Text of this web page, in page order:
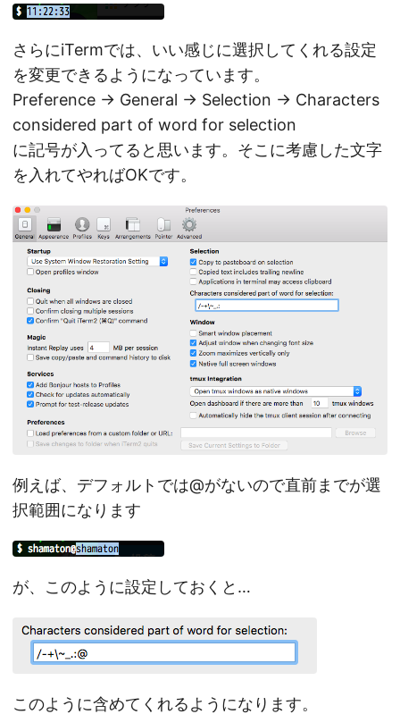
さらにiTermでは、いい感じに選択してくれる設定
を変更できるようになっています。
Preference → General → Selection → Characters
considered part of word for selection
に記号が入ってると思います。そこに考慮した文字
を入れてやればOKです。
例えば、デフォルトでは@がないので直前までが選
択範囲になります
が、このように設定しておくと…
このように含めてくれるようになります。